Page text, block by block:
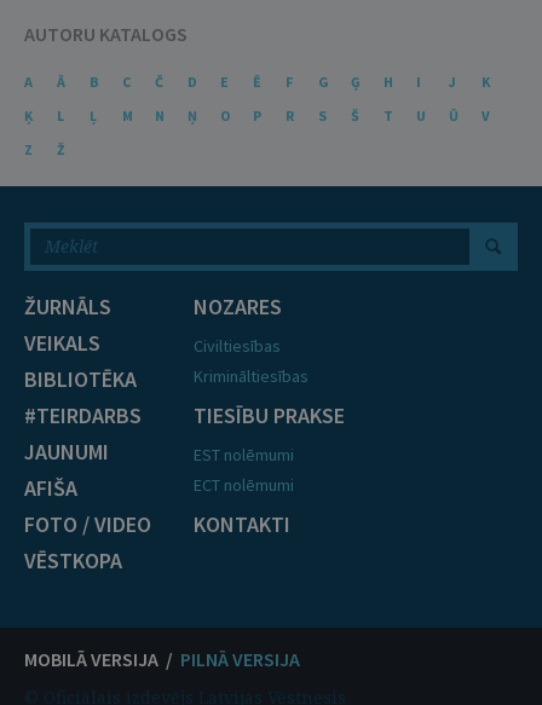
AUTORU KATALOGS
A Ā B C Č D E Ē F G Ģ H I J
K
Ķ
L Ļ M N Ņ O P R S Š T U Ū
V
Z
Ž
ŽURNĀLS
VEIKALS
BIBLIOTĒKA
#TEIRDARBS
JAUNUMI
AFIŠA
FOTO / VIDEO
VĒSTKOPA
NOZARES
Civiltiesības
Krimināltiesības
TIESĪBU PRAKSE
EST nolēmumi
ECT nolēmumi
KONTAKTI
MOBILĀ VERSIJA / PILNĀ VERSIJA
© Oficiālais izdevējs Latvijas Vēstnesis